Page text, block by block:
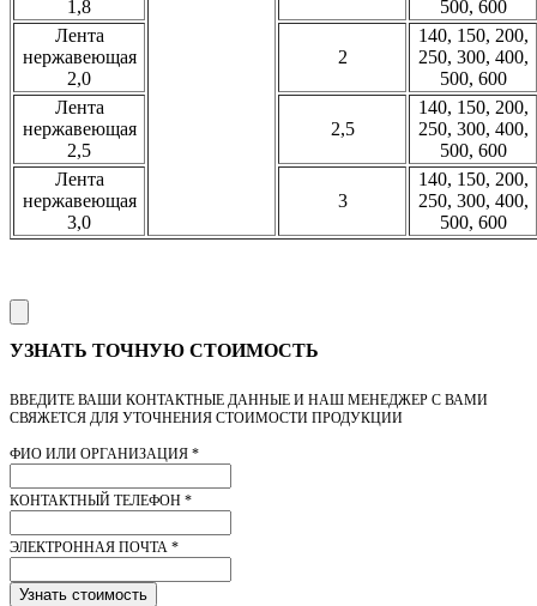
1,8
500, 600
Лента
нержавеющая
2,0
2
140, 150, 200,
250, 300, 400,
500, 600
Лента
нержавеющая
2,5
2,5
140, 150, 200,
250, 300, 400,
500, 600
Лента
нержавеющая
3,0
3
140, 150, 200,
250, 300, 400,
500, 600
УЗНАТЬ ТОЧНУЮ СТОИМОСТЬ
ВВЕДИТЕ ВАШИ КОНТАКТНЫЕ ДАННЫЕ И НАШ МЕНЕДЖЕР С ВАМИ
СВЯЖЕТСЯ ДЛЯ УТОЧНЕНИЯ СТОИМОСТИ ПРОДУКЦИИ
ФИО ИЛИ ОРГАНИЗАЦИЯ *
КОНТАКТНЫЙ ТЕЛЕФОН *
ЭЛЕКТРОННАЯ ПОЧТА *
Узнать стоимость